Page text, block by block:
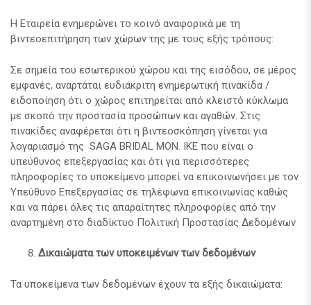
Η Εταιρεία ενημερώνει το κοινό αναφορικά με τη
βιντεοεπιτήρηση των χώρων της με τους εξής τρόπους:
Σε σημεία του εσωτερικού χώρου και της εισόδου, σε μέρος
εμφανές, αναρτάται ευδιάκριτη ενημερωτική πινακίδα /
ειδοποίηση ότι ο χώρος επιτηρείται από κλειστό κύκλωμα
με σκοπό την προστασία προσώπων και αγαθών. Στις
πινακίδες αναφέρεται ότι η βιντεοσκόπηση γίνεται για
λογαριασμό της SAGA BRIDAL ΜΟΝ. ΙΚΕ που είναι ο
υπεύθυνος επεξεργασίας και ότι για περισσότερες
πληροφορίες το υποκείμενο μπορεί να επικοινωνήσει με τον
Υπεύθυνο Επεξεργασίας σε τηλέφωνα επικοινωνίας καθώς
και να πάρει όλες τις απαραίτητες πληροφορίες από την
αναρτημένη στο διαδίκτυο Πολιτική Προστασίας Δεδομένων
Δικαιώματα των υποκειμένων των δεδομένων
Τα υποκείμενα των δεδομένων έχουν τα εξής δικαιώματα: